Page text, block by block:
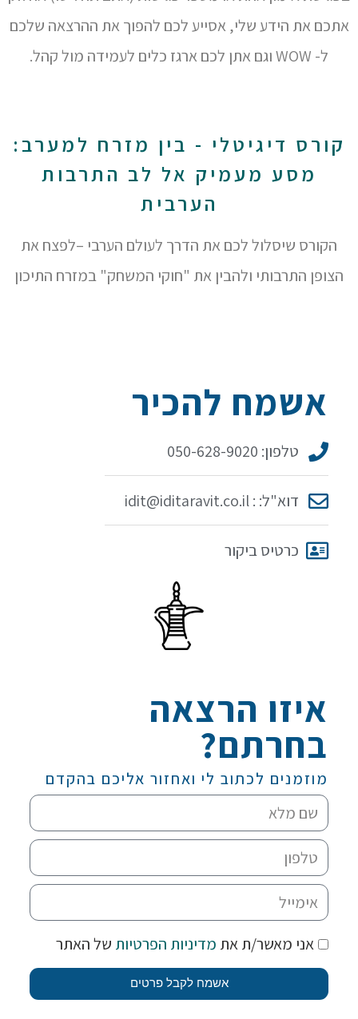
אתכם את הידע שלי, אסייע לכם להפוך את ההרצאה שלכם
ל- WOW וגם אתן לכם ארגז כלים לעמידה מול קהל.
קורס דיגיטלי - בין מזרח למערב:
מסע מעמיק אל לב התרבות
הערבית
הקורס שיסלול לכם את הדרך לעולם הערבי –לפצח את
הצופן התרבותי ולהבין את "חוקי המשחק" במזרח התיכון
איזו הרצאה
בחרתם?
מוזמנים לכתוב לי ואחזור אליכם בהקדם
אני מאשר/ת את מדיניות הפרטיות של האתר
אשמח לקבל פרטים
אשמח להכיר
טלפון: 050-628-9020
דוא"ל: : idit@iditaravit.co.il
כרטיס ביקור